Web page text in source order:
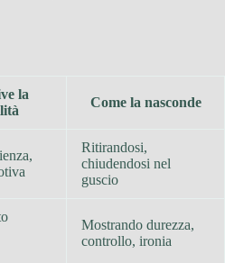
la
Come la nasconde
Ritirandosi,
chiudendosi nel
guscio
Mostrando durezza,
controllo, ironia